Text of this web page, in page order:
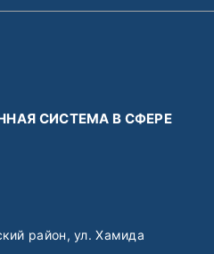
СИСТЕМА В СФЕРЕ
район, ул. Хамида